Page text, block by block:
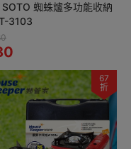
蛛爐多功能收納
3103
67
折